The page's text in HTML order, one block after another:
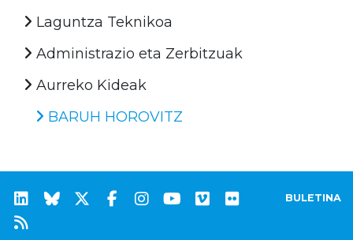
Laguntza Teknikoa
Administrazio eta Zerbitzuak
Aurreko Kideak
BARUH HOROVITZ
BULETINA